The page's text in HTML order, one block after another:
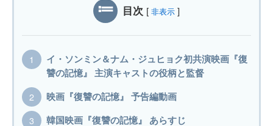
目次 [ 非表示 ]
イ・ソンミン＆ナム・ジュヒョク初共演映画『復
讐の記憶』 主演キャストの役柄と監督
映画『復讐の記憶』 予告編動画
韓国映画『復讐の記憶』 あらすじ